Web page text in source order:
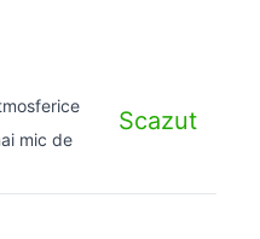
mic de
Scazut